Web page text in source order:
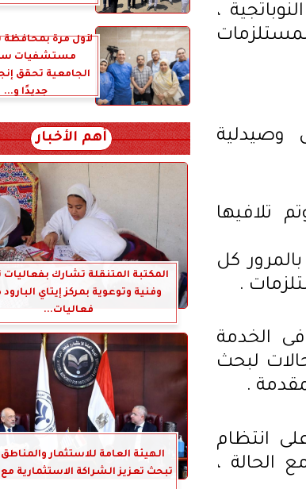
،
وصيدلية
تلافيها
كل
.
الخدمة
لبحث
.
انتظام
الحالة ،
لأول مرة
مستشفيات
الجامعية تحقق
جديدًا و...
أهم الأخبار
المكتبة المتنقلة تشارك بفعاليات
وفنية وتوعوية بمركز إيتاي
فعاليات...
الهيئة العامة للاستثمار والمناطق
تبحث تعزيز الشراكة الاستثمارية مع